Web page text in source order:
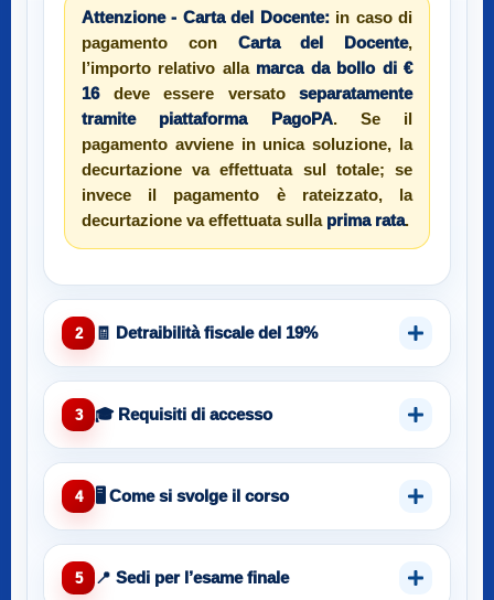
Attenzione - Carta del Docente:in caso di
pagamento con Carta del Docente,
l’importo relativo alla marca da bollo di €
16deve essere versato separatamente
tramite piattaforma PagoPA. Se il
pagamento avviene in unica soluzione, la
decurtazione va effettuata sul totale; se
invece il pagamento è rateizzato, la
decurtazione va effettuata sulla prima rata.
2 🧾 Detraibilità fiscale del 19%
3 🎓 Requisiti di accesso
4 🖥️ Come si svolge il corso
5 📍 Sedi per l’esame finale